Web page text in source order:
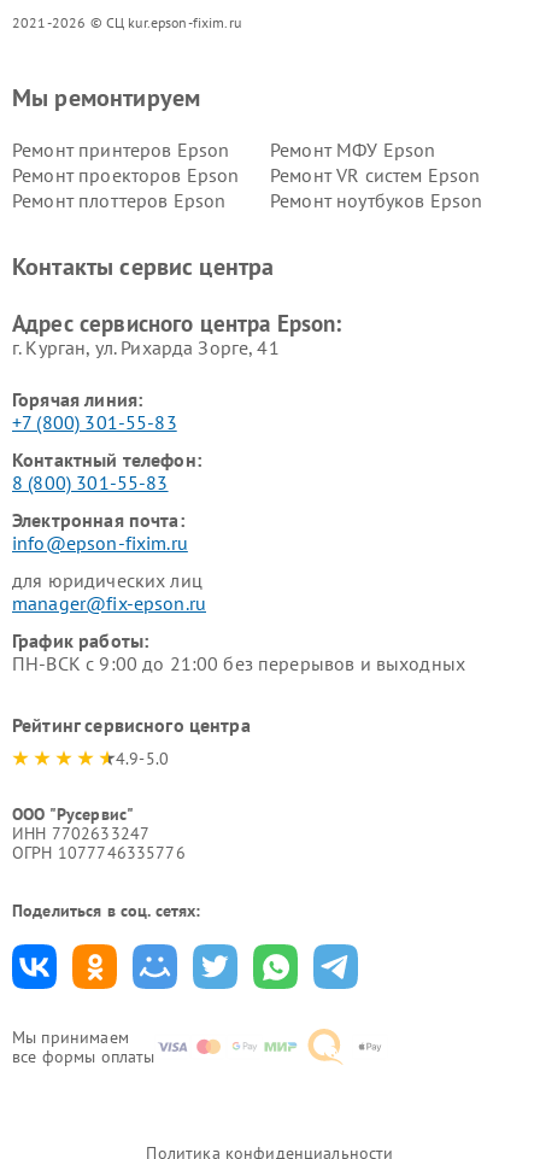
2021-2026 © СЦ kur.epson-fixim.ru
Мы принимаем
все формы оплаты
Мы ремонтируем
Ремонт принтеров Epson
Ремонт МФУ Epson
Ремонт проекторов Epson
Ремонт VR систем Epson
Ремонт плоттеров Epson
Ремонт ноутбуков Epson
Контакты сервис центра
Адрес сервисного центра Epson:
г. Курган, ул. Рихарда Зорге, 41
Горячая линия:
+7 (800) 301-55-83
Контактный телефон:
8 (800) 301-55-83
Электронная почта:
info@epson-fixim.ru
для юридических лиц
manager@fix-epson.ru
График работы:
ПН-ВСК с 9:00 до 21:00 без перерывов и выходных
Рейтинг сервисного центра
4.9-5.0
ООО "Русервис"
ИНН 7702633247
ОГРН 1077746335776
Поделиться в соц. сетях:
Политика конфиденциальности